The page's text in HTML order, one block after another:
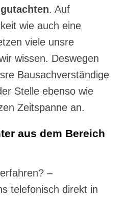
. Auf
wie auch eine
viele unsre
wissen. Deswegen
Bausachverständige
Stelle ebenso wie
Zeitspanne an.
aus dem Bereich
–
telefonisch direkt in